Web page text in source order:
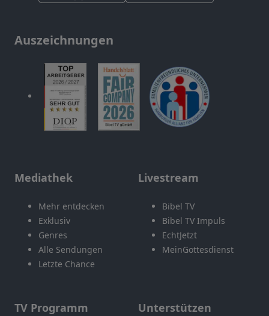
Auszeichnungen
Mediathek
Mehr entdecken
Exklusiv
Genres
Alle Sendungen
Letzte Chance
Livestream
Bibel TV
Bibel TV Impuls
EchtJetzt
MeinGottesdienst
TV Programm Unterstützen